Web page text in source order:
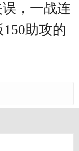
，一战连
助攻的